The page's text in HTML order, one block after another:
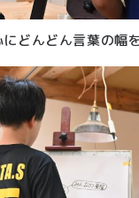
どんどん言葉の幅